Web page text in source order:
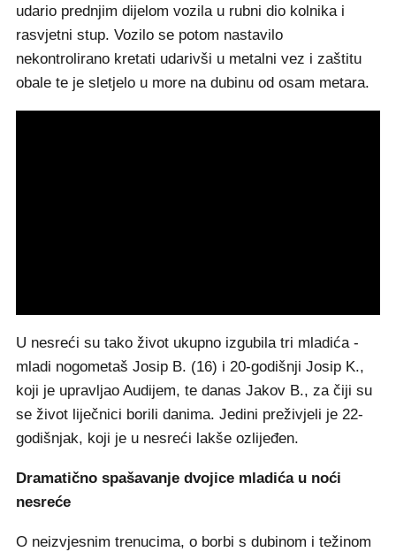
udario prednjim dijelom vozila u rubni dio kolnika i
rasvjetni stup. Vozilo se potom nastavilo
nekontrolirano kretati udarivši u metalni vez i zaštitu
obale te je sletjelo u more na dubinu od osam metara.
U nesreći su tako život ukupno izgubila tri mladića -
mladi nogometaš Josip B. (16) i 20-godišnji Josip K.,
koji je upravljao Audijem, te danas Jakov B., za čiji su
se život liječnici borili danima. Jedini preživjeli je 22-
godišnjak, koji je u nesreći lakše ozlijeđen.
Dramatično spašavanje dvojice mladića u noći
nesreće
O neizvjesnim trenucima, o borbi s dubinom i težinom